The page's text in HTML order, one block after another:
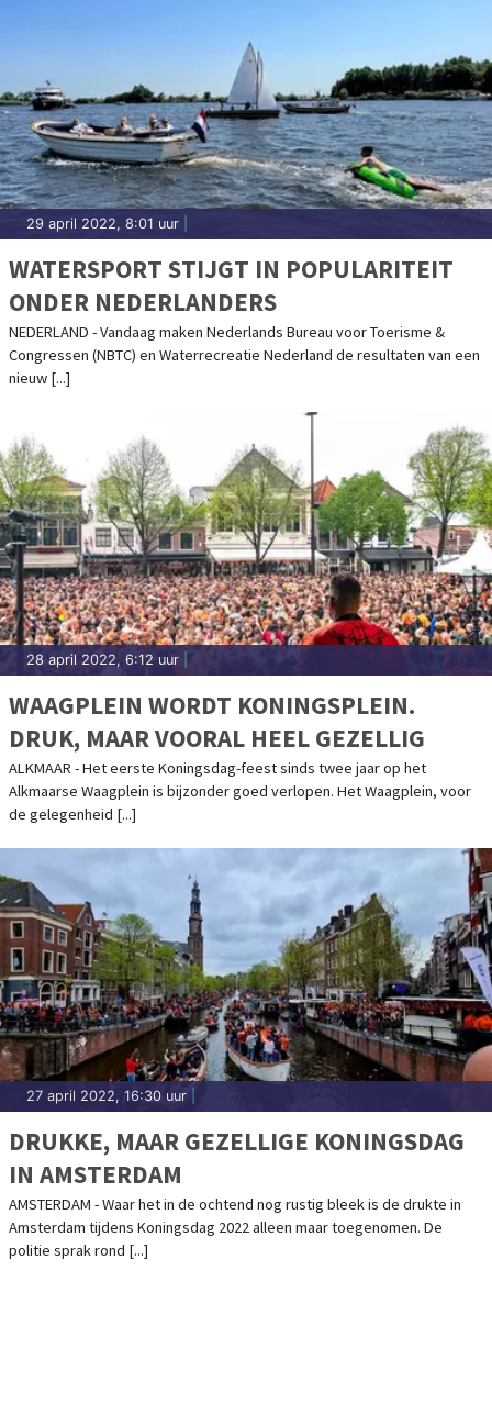
29 april 2022, 8:01 uur
WATERSPORT STIJGT IN POPULARITEIT
ONDER NEDERLANDERS
NEDERLAND - Vandaag maken Nederlands Bureau voor Toerisme &
Congressen (NBTC) en Waterrecreatie Nederland de resultaten van een
nieuw [...]
28 april 2022, 6:12 uur
WAAGPLEIN WORDT KONINGSPLEIN.
DRUK, MAAR VOORAL HEEL GEZELLIG
ALKMAAR - Het eerste Koningsdag-feest sinds twee jaar op het
Alkmaarse Waagplein is bijzonder goed verlopen. Het Waagplein, voor
de gelegenheid [...]
27 april 2022, 16:30 uur
DRUKKE, MAAR GEZELLIGE KONINGSDAG
IN AMSTERDAM
AMSTERDAM - Waar het in de ochtend nog rustig bleek is de drukte in
Amsterdam tijdens Koningsdag 2022 alleen maar toegenomen. De
politie sprak rond [...]